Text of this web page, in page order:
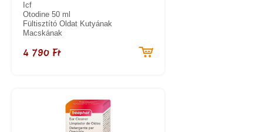
Icf
Otodine 50 ml
Fültisztító Oldat Kutyának
Macskának
4 790 Ft